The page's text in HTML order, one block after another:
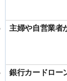
主婦や自営業者
銀行カードロー